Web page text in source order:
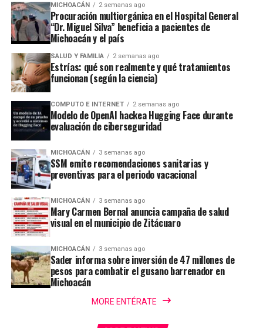
MICHOACÁN 2 semanas ago
Procuración multiorgánica en el Hospital General
“Dr. Miguel Silva” beneficia a pacientes de
Michoacán y el país
SALUD Y FAMILIA 2 semanas ago
Estrías: qué son realmente y qué tratamientos
funcionan (según la ciencia)
COMPUTO E INTERNET 2 semanas ago
Modelo de OpenAI hackea Hugging Face durante
evaluación de ciberseguridad
MICHOACÁN 3 semanas ago
SSM emite recomendaciones sanitarias y
preventivas para el periodo vacacional
MICHOACÁN 3 semanas ago
Mary Carmen Bernal anuncia campaña de salud
visual en el municipio de Zitácuaro
MICHOACÁN 3 semanas ago
Sader informa sobre inversión de 47 millones de
pesos para combatir el gusano barrenador en
Michoacán
MORE ENTÉRATE